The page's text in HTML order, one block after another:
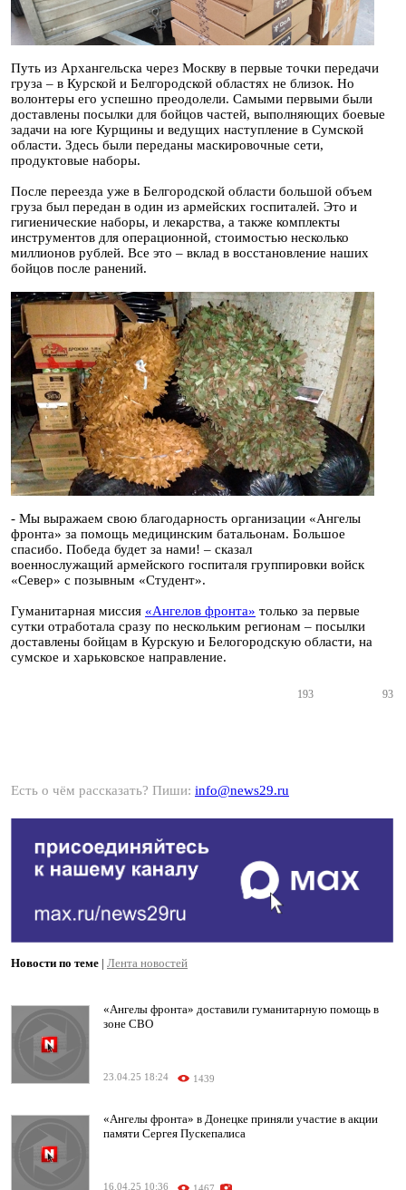
Путь из Архангельска через Москву в первые точки передачи
груза – в Курской и Белгородской областях не близок. Но
волонтеры его успешно преодолели. Самыми первыми были
доставлены посылки для бойцов частей, выполняющих боевые
задачи на юге Курщины и ведущих наступление в Сумской
области. Здесь были переданы маскировочные сети,
продуктовые наборы.
После переезда уже в Белгородской области большой объем
груза был передан в один из армейских госпиталей. Это и
гигиенические наборы, и лекарства, а также комплекты
инструментов для операционной, стоимостью несколько
миллионов рублей. Все это – вклад в восстановление наших
бойцов после ранений.
- Мы выражаем свою благодарность организации «Ангелы
фронта» за помощь медицинским батальонам. Большое
спасибо. Победа будет за нами! – сказал
военнослужащий армейского госпиталя группировки войск
«Север» с позывным «Студент».
Гуманитарная миссия «Ангелов фронта» только за первые
сутки отработала сразу по нескольким регионам – посылки
доставлены бойцам в Курскую и Белогородскую области, на
сумское и харьковское направление.
193 93
Есть о чём рассказать? Пиши: info@news29.ru
Новости по теме | Лента новостей
«Ангелы фронта» доставили гуманитарную помощь в
зоне СВО
23.04.25 18:24 1439
«Ангелы фронта» в Донецке приняли участие в акции
памяти Сергея Пускепалиса
16.04.25 10:36